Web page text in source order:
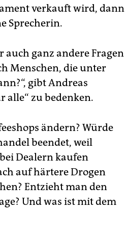
verkauft wird, dann
Sprecherin.
ganz andere Fragen
Menschen, die unter
gibt Andreas
alle“ zu bedenken.
ändern? Würde
beendet, weil
Dealern kaufen
auf härtere Drogen
Entzieht man den
Und was ist mit dem